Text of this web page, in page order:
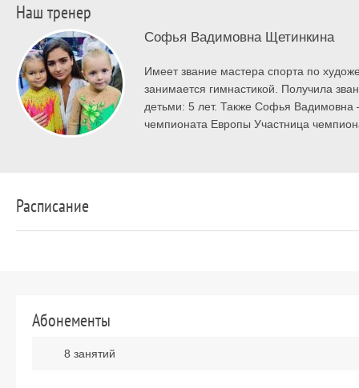
Наш тренер
Софья Вадимовна Щетинкина
Имеет звание мастера спорта по
занимается гимнастикой. Получила
детьми: 5 лет. Также Софья Вадимовна
чемпионата Европы Участница
Расписание
Абонементы
8 занятий